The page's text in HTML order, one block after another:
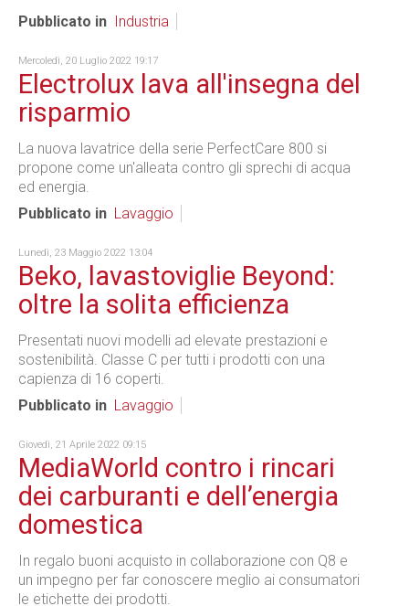
Pubblicato in
Industria
Mercoledì, 20 Luglio 2022 19:17
Electrolux lava all'insegna del
risparmio
La nuova lavatrice della serie PerfectCare 800 si
propone come un'alleata contro gli sprechi di acqua
ed energia.
Pubblicato in Lavaggio
Lunedì, 23 Maggio 2022 13:04
Beko, lavastoviglie Beyond:
oltre la solita efficienza
Presentati nuovi modelli ad elevate prestazioni e
sostenibilità. Classe C per tutti i prodotti con una
capienza di 16 coperti.
Pubblicato in Lavaggio
Giovedì, 21 Aprile 2022 09:15
MediaWorld contro i rincari
dei carburanti e dell’energia
domestica
In regalo buoni acquisto in collaborazione con Q8 e
un impegno per far conoscere meglio ai consumatori
le etichette dei prodotti.